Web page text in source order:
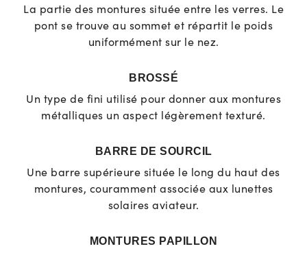
La partie des montures située entre les verres. Le
pont se trouve au sommet et répartit le poids
uniformément sur le nez.
BROSSÉ
Un type de fini utilisé pour donner aux montures
métalliques un aspect légèrement texturé.
BARRE DE SOURCIL
Une barre supérieure située le long du haut des
montures, couramment associée aux lunettes
solaires aviateur.
MONTURES PAPILLON